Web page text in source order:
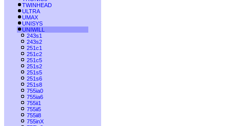
TWINHEAD
ULTRA
UMAX
UNISYS
UNIWILL
243s1
243s2
251c1
251c2
251c5
251s2
251s5
251s6
251s8
755ia0
755ia6
755ii1
755ii5
755ii8
755inX